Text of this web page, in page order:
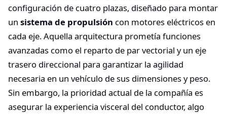
configuración de cuatro plazas, diseñado para montar
un sistema de propulsión con motores eléctricos en
cada eje. Aquella arquitectura prometía funciones
avanzadas como el reparto de par vectorial y un eje
trasero direccional para garantizar la agilidad
necesaria en un vehículo de sus dimensiones y peso.
Sin embargo, la prioridad actual de la compañía es
asegurar la experiencia visceral del conductor, algo